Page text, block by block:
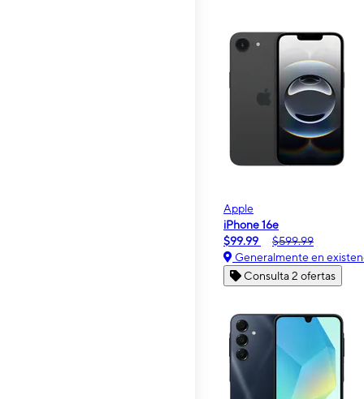
Apple
iPhone 16e
$99.99
$599.99
Generalmente en
Consulta 2 ofertas